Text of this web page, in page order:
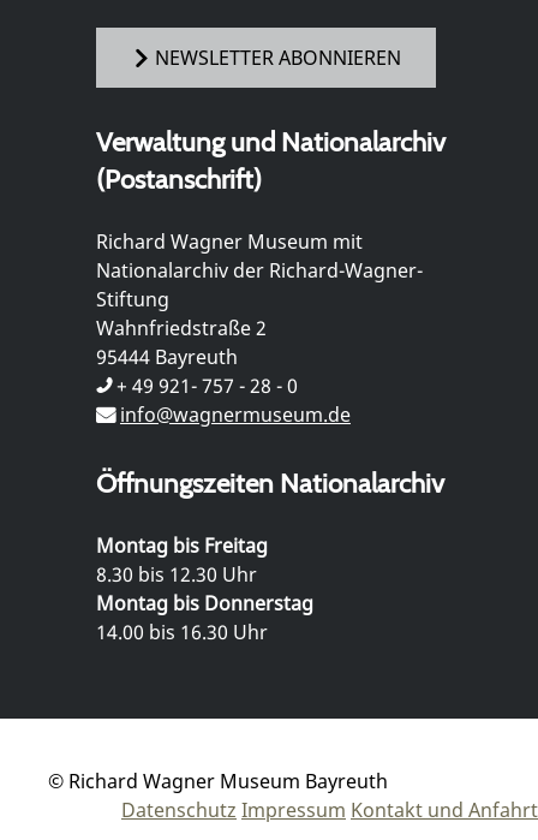
NEWSLETTER ABONNIEREN
Verwaltung und Nationalarchiv
(Postanschrift)
Richard Wagner Museum mit
Nationalarchiv der Richard-Wagner-
Stiftung
Wahnfriedstraße 2
95444 Bayreuth
+ 49 921- 757 - 28 - 0
info@wagnermuseum.de
Öffnungszeiten Nationalarchiv
Montag bis Freitag
8.30 bis 12.30 Uhr
Montag bis Donnerstag
14.00 bis 16.30 Uhr
© Richard Wagner Museum Bayreuth
Datenschutz Impressum Kontakt und Anfahrt